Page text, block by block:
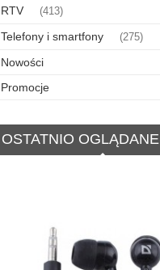
RTV (413)
Telefony i smartfony (275)
Nowości
Promocje
OSTATNIO OGLĄDANE